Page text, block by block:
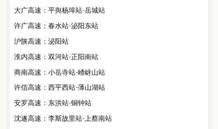
大广高速：平舆杨埠站-岳城站
许广高速：春水站-泌阳东站
沪陕高速：泌阳站
淮内高速：双河站-正阳南站
商南高速：小岳寺站-嵖岈山站
许信高速：西平西站-薄山湖站
安罗高速：东洪站-铜钟站
沈遂高速：李斯故里站-上蔡南站